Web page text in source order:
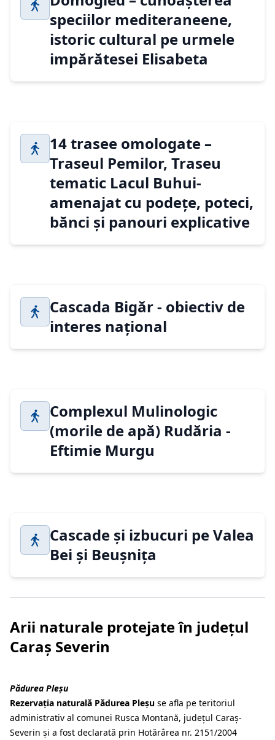
speciilor mediteraneene,
istoric cultural pe urmele
impărătesei Elisabeta
14 trasee omologate –
Traseul Pemilor, Traseu
tematic Lacul Buhui-
amenajat cu podețe, poteci,
bănci și panouri explicative
Cascada Bigăr - obiectiv de
interes național
Complexul Mulinologic
(morile de apă) Rudăria -
Eftimie Murgu
Cascade și izbucuri pe Valea
Bei și Beușnița
Arii naturale protejate în județul
Caraș Severin
Pădurea Pleșu
Rezervația naturală Pădurea Pleșu se afla pe teritoriul
administrativ al comunei Rusca Montană, județul Caraș-
Severin și a fost declarată prin Hotărârea nr. 2151/2004